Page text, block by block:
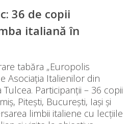
36 de copii
italiană în
tabăra „Europolis
Asociația Italienilor din
Tulcea. Participanții – 36 copii
Pitești, București, Iași și
limbii italiene cu lecțiile